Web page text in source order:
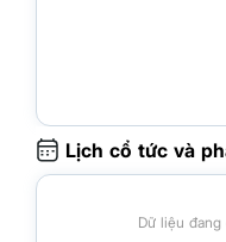
Lịch cổ tức và
Dữ liệu